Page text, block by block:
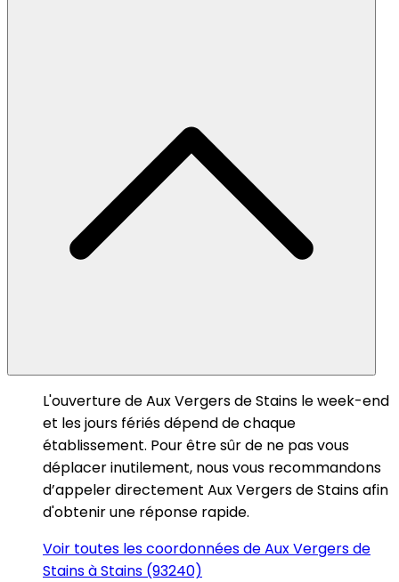
L'ouverture de Aux Vergers de Stains le week-end
et les jours fériés dépend de chaque
établissement. Pour être sûr de ne pas vous
déplacer inutilement, nous vous recommandons
d’appeler directement Aux Vergers de Stains afin
d'obtenir une réponse rapide.
Voir toutes les coordonnées de Aux Vergers de
Stains à Stains (93240)